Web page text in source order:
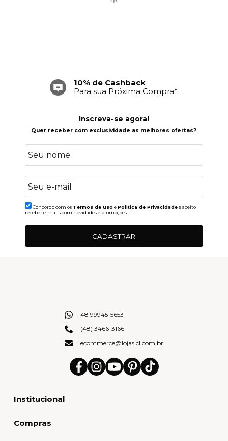
10% de Cashback
Para sua Próxima Compra*
Inscreva-se agora!
Quer receber com exclusividade as melhores ofertas?
Concordo com os Termos de uso ePolitica de Privacidadee aceito
receber e-mails com novidades e promoções.
CADASTRAR
Institucional
Compras
48 99945-5653
(48) 3466-3166
ecommerce@lojaslcl.com.br